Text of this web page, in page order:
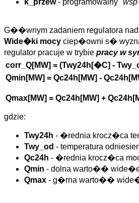
k_przew- programowalny
G��wnym zadaniem regulatora
Wide�ki mocy ciep�owni s�
regulator pracuje w trybie pracy w
corr_Q[MW] = (Twy24h[�C] -
Qmin[MW] = Qc24h[MW] -
Qmax[MW] = Qc24h[MW] +
gdzie:
Twy24h - �rednia krocz�ca
Twy_od - temperatura
Qc24h - �rednia krocz�ca
Qmin - dolna warto��
Qmax - g�rna warto��